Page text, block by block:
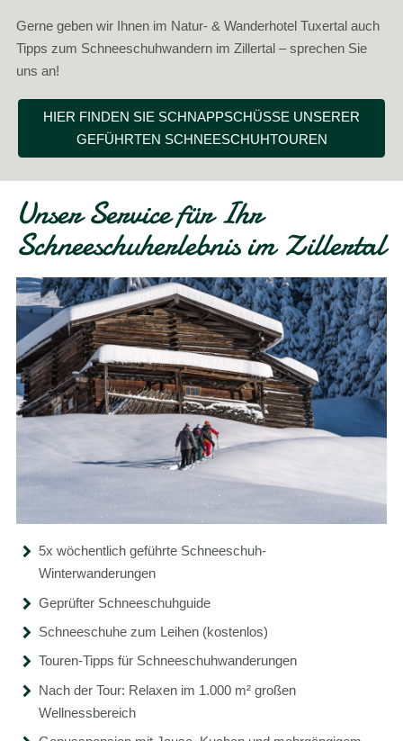
Gerne geben wir Ihnen im Natur- & Wanderhotel Tuxertal auch
Tipps zum Schneeschuhwandern im Zillertal – sprechen Sie
uns an!
HIER FINDEN SIE SCHNAPPSCHÜSSE UNSERER
GEFÜHRTEN SCHNEESCHUHTOUREN
Unser Service für Ihr
Schneeschuherlebnis im Zillertal
5x wöchentlich geführte Schneeschuh-
Winterwanderungen
Geprüfter Schneeschuhguide
Schneeschuhe zum Leihen (kostenlos)
Touren-Tipps für Schneeschuhwanderungen
Nach der Tour: Relaxen im 1.000 m²großen
Wellnessbereich